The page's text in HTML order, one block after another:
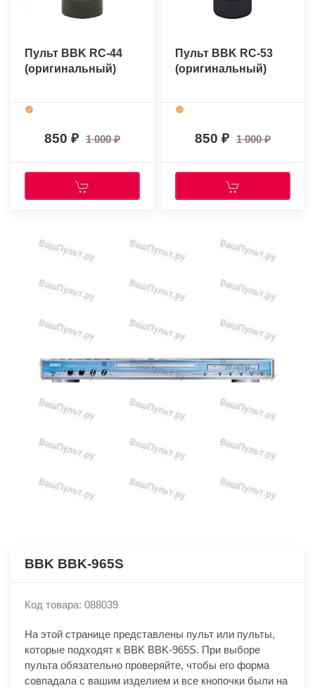
Пульт BBK RC-44
(оригинальный)
850 1 000
Пульт BBK RC-53
(оригинальный)
850 1 000
BBK BBK-965S
Код товара: 088039
На этой странице представлены пульт или пульты,
которые подходят к BBK BBK-965S. При выборе
пульта обязательно проверяйте, чтобы его форма
совпадала с вашим изделием и все кнопочки были на